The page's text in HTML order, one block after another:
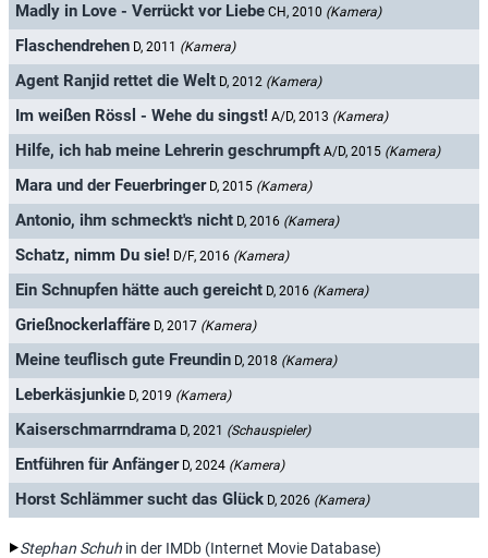
Madly in Love - Verrückt vor Liebe CH, 2010 (Kamera)
Flaschendrehen D, 2011 (Kamera)
Agent Ranjid rettet die Welt D, 2012 (Kamera)
Im weißen Rössl - Wehe du singst! A/D, 2013 (Kamera)
Hilfe, ich hab meine Lehrerin geschrumpft A/D, 2015 (Kamera)
Mara und der Feuerbringer D, 2015 (Kamera)
Antonio, ihm schmeckt's nicht D, 2016 (Kamera)
Schatz, nimm Du sie! D/F, 2016 (Kamera)
Ein Schnupfen hätte auch gereicht D, 2016 (Kamera)
Grießnockerlaffäre D, 2017 (Kamera)
Meine teuflisch gute Freundin D, 2018 (Kamera)
Leberkäsjunkie D, 2019 (Kamera)
Kaiserschmarrndrama D, 2021 (Schauspieler)
Entführen für Anfänger D, 2024 (Kamera)
Horst Schlämmer sucht das Glück D, 2026 (Kamera)
Stephan Schuh in der IMDb (Internet Movie Database)